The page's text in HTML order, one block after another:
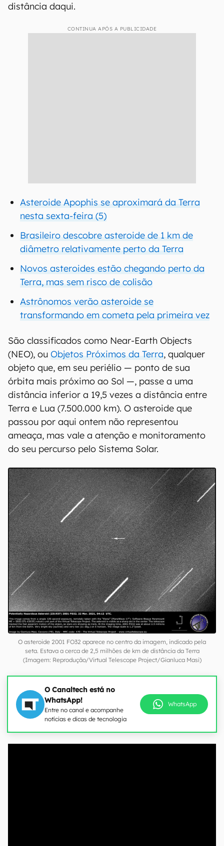
distância daqui.
CONTINUA APÓS A PUBLICIDADE
Asteroide Apophis se aproximará da Terra
nesta sexta-feira (5)
Brasileiro descobre asteroide de 1 km de
diâmetro relativamente perto da Terra
Novos asteroides estão chegando perto da
Terra, mas sem risco de colisão
Astrônomos verão asteroide se
transformando em cometa pela primeira vez
São classificados como Near-Earth Objects
(NEO), ou Objetos Próximos da Terra, qualquer
objeto que, em seu periélio — ponto de sua
órbita mais próximo ao Sol —, passe a uma
distância inferior a 19,5 vezes a distância entre
Terra e Lua (7.500.000 km). O asteroide que
passou por aqui ontem não representou
ameaça, mas vale a atenção e monitoramento
do seu percurso pelo Sistema Solar.
O asteroide 2001 FO32 aparece no centro da imagem, indicado pela
seta. Estava a cerca de 2,5 milhões de km de distância da Terra
(Imagem: Reprodução/Virtual Telescope Project/Gianluca Masi)
O Canaltech está no
WhatsApp!
Entre no canal e acompanhe
notícias e dicas de tecnologia
WhatsApp